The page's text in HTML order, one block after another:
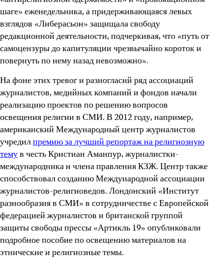
шаге» еженедельника, а придерживающаяся левых
взглядов «Либерасьон» защищала свободу
редакционной деятельности, подчеркивая, что «путь от
самоцензуры до капитуляции чрезвычайно короток и
повернуть по нему назад невозможно».
На фоне этих тревог и разногласий ряд ассоциаций
журналистов, медийных компаний и фондов начали
реализацию проектов по решению вопросов
освещения религии в СМИ. В 2012 году, например,
американский Международный центр журналистов
учредилпремию за лучший репортаж на религиозную
темув честь Кристиан Аманпур, журналистки-
международника и члена правления КЗЖ. Центр также
способствовал созданию Международной ассоциации
журналистов-религиоведов. Лондонский «Институт
разнообразия в СМИ» в сотрудничестве с Европейской
федерацией журналистов и британской группой
защиты свободы прессы «Артикль 19» опубликовали
подробное пособие по освещению материалов на
этнические и религиозные темы.